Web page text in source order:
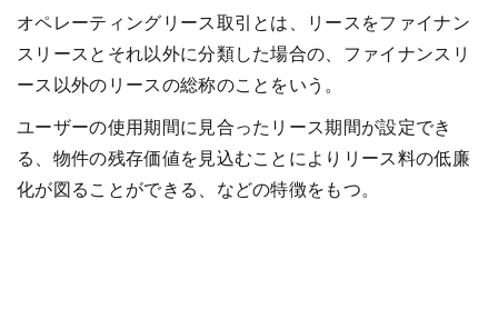
オペレーティングリース取引とは、リースをファイナン
スリースとそれ以外に分類した場合の、ファイナンスリ
ース以外のリースの総称のことをいう。
ユーザーの使用期間に見合ったリース期間が設定でき
る、物件の残存価値を見込むことによりリース料の低廉
化が図ることができる、などの特徴をもつ。